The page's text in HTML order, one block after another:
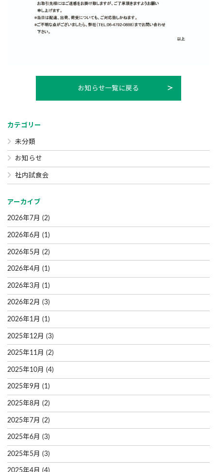
お知らせ一覧に戻る
カテゴリー
未分類
お知らせ
社内試食会
アーカイブ
2026年7月 (2)
2026年6月 (1)
2026年5月 (2)
2026年4月 (1)
2026年3月 (1)
2026年2月 (3)
2026年1月 (1)
2025年12月 (3)
2025年11月 (2)
2025年10月 (4)
2025年9月 (1)
2025年8月 (2)
2025年7月 (2)
2025年6月 (3)
2025年5月 (3)